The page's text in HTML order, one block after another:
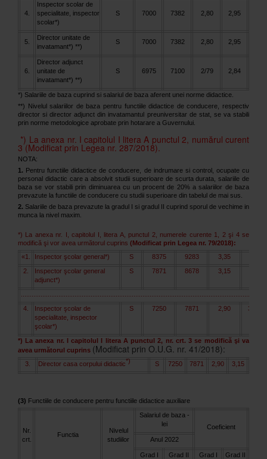
4.
Inspector scolar de
specialitate, inspector
scolar*)
S 7000 7382 2,80 2,95
5.
Director unitate de
invatamant*) **)
S 7000 7382 2,80 2,95
6.
Director adjunct
unitate de
invatamant*) **)
S 6975 7100 2/79 2,84
*) Salariile de baza cuprind si salariul de baza aferent unei norme didactice.
**) Nivelul salariilor de baza pentru functiile didactice de conducere, respectiv
director si director adjunct din invatamantul preuniversitar de stat, se va stabili
prin norme metodologice aprobate prin hotarare a Guvernului.
*) La anexa nr. I capitolul I litera A punctul 2, numărul curent
3 (Modificat prin Legea nr. 287/2018).
NOTA:
1. Pentru functiile didactice de conducere, de indrumare si control, ocupate cu
personal didactic care a absolvit studii superioare de scurta durata, salariile de
baza se vor stabili prin diminuarea cu un procent de 20% a salariilor de baza
prevazute la functiile de conducere cu studii superioare din tabelul de mai sus.
2. Salariile de baza prevazute la gradul I si gradul II cuprind sporul de vechime in
munca la nivel maxim.
*) La anexa nr. I, capitolul I, litera A, punctul 2, numerele curente 1, 2 şi 4 se
modifică şi vor avea următorul cuprins (Modificat prin Legea nr. 79/2018):
«1.
Inspector şcolar general*) S 8375 9283 3,35
2.
Inspector şcolar general
adjunct*)
S 7871 8678 3,15
4.
Inspector şcolar de
specialitate, inspector
şcolar*)
S 7250 7871 2,90 3,15»
*) La anexa nr. I capitolul I litera A punctul 2, nr. crt. 3 se modifică şi va
avea următorul cuprins (Modificat prin O.U.G. nr. 41/2018):
3. Director casa corpului didactic*) S 7250 7871 2,90 3,15
(3) Functiile de conducere pentru functiile didactice auxiliare
Nr.
crt.
Functia
Nivelul
studiilor
Salariul de baza -
lei
Coeficient
Anul 2022
Grad I Grad II Grad I Grad II